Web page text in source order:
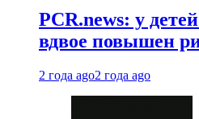
PCR.news: у
вдвое повышен
2 года ago2 года ago